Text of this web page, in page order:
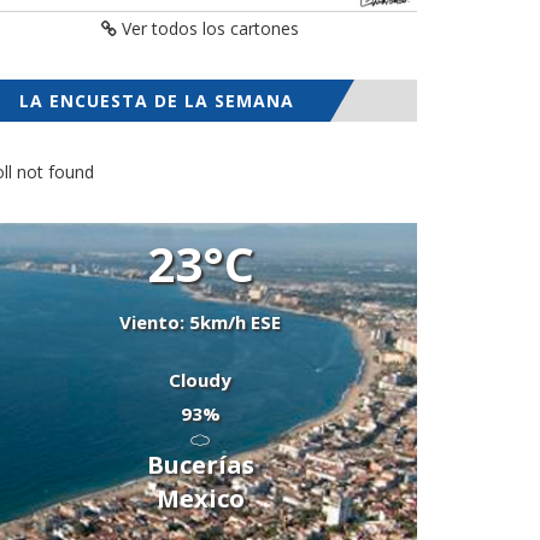
Ver todos los cartones
LA ENCUESTA DE LA SEMANA
not found
23°C
Viento: 5km/h ESE
Cloudy
93%
Bucerías
Mexico